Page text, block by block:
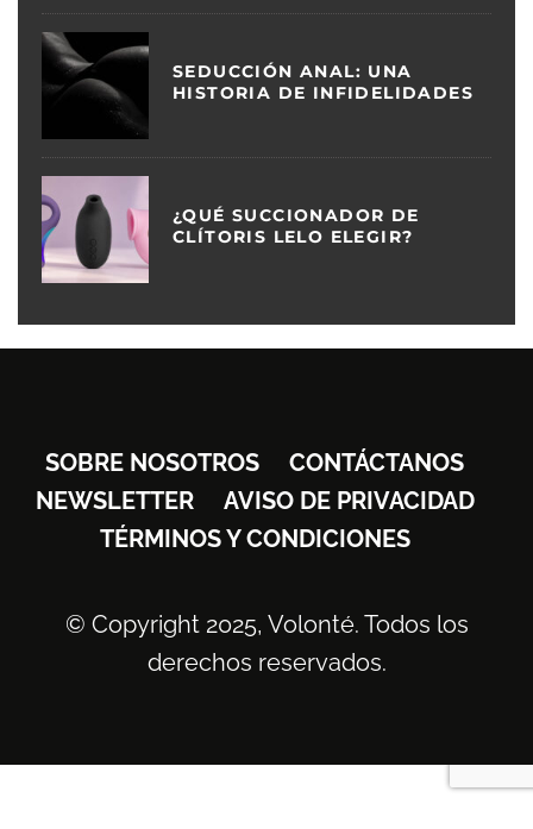
SEDUCCIÓN ANAL: UNA
HISTORIA DE INFIDELIDADES
¿QUÉ SUCCIONADOR DE
CLÍTORIS LELO ELEGIR?
SOBRE NOSOTROS
CONTÁCTANOS
NEWSLETTER
AVISO DE PRIVACIDAD
TÉRMINOS Y CONDICIONES
© Copyright 2025, Volonté. Todos los
derechos reservados.